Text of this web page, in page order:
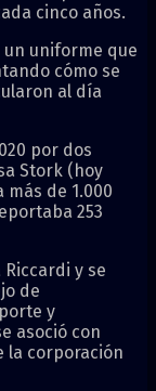
cinco años.
un uniforme que
cómo se
al día
por dos
Stork (hoy
de 1.000
253
y se
de
y
asoció con
la corporación